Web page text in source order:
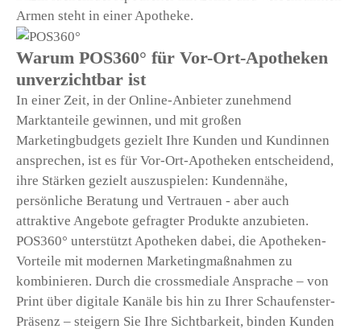
Warum POS360° für Vor-Ort-Apotheken
unverzichtbar ist
In einer Zeit, in der Online-Anbieter zunehmend
Marktanteile gewinnen, und mit großen
Marketingbudgets gezielt Ihre Kunden und Kundinnen
ansprechen, ist es für Vor-Ort-Apotheken entscheidend,
ihre Stärken gezielt auszuspielen: Kundennähe,
persönliche Beratung und Vertrauen - aber auch
attraktive Angebote gefragter Produkte anzubieten.
POS360° unterstützt Apotheken dabei, die Apotheken-
Vorteile mit modernen Marketingmaßnahmen zu
kombinieren. Durch die crossmediale Ansprache – von
Print über digitale Kanäle bis hin zu Ihrer Schaufenster-
Präsenz – steigern Sie Ihre Sichtbarkeit, binden Kunden